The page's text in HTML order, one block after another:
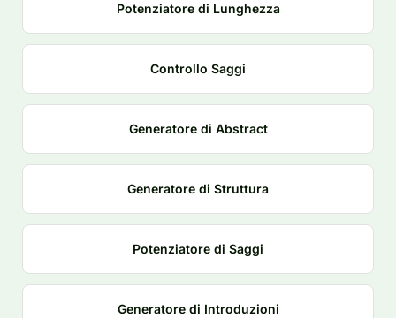
Potenziatore di Lunghezza
Controllo Saggi
Generatore di Abstract
Generatore di Struttura
Potenziatore di Saggi
Generatore di Introduzioni